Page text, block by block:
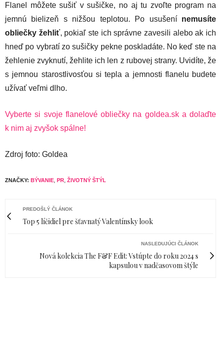
Flanel môžete sušiť v sušičke, no aj tu zvoľte program na
jemnú bielizeň s nižšou teplotou. Po usušení nemusíte
obliečky žehliť, pokiaľ ste ich správne zavesili alebo ak ich
hneď po vybratí zo sušičky pekne poskladáte. No keď ste na
žehlenie zvyknutí, žehlite ich len z rubovej strany. Uvidíte, že
s jemnou starostlivosťou si tepla a jemnosti flanelu budete
užívať veľmi dlho.
Vyberte si svoje flanelové obliečky na goldea.sk a dolaďte
k nim aj zvyšok spálne!
Zdroj foto: Goldea
ZNAČKY: BÝVANIE PR ŽIVOTNÝ ŠTÝL
PREDOŠLÝ ČLÁNOK
Top 5 líčidiel pre šťavnatý Valentínsky look
NASLEDUJÚCI ČLÁNOK
Nová kolekcia The F&F Edit: Vstúpte do roku 2024 s
kapsulou v nadčasovom štýle